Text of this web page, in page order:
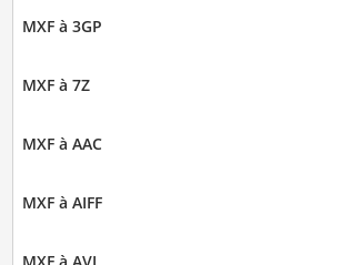
MXF à 3GP
MXF à 7Z
MXF à AAC
MXF à AIFF